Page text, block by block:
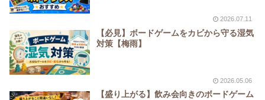
2026.07.11
【必見】ボードゲームをカビから守る湿気
対策【梅雨】
2026.05.06
【盛り上がる】飲み会向きのボードゲーム